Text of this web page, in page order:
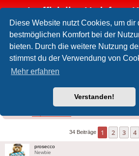
Diese Website nutzt Cookies, um dir
bestmöglichen Komfort bei der
bieten. Durch die weitere Nutzung
stimmst du der Verwendung von
Mehr erfahren
Verstanden!
Inoffizielles Vodafone-
FAQ
Foren-Übersicht
DAB Sender im Kabel
Bei Empfangsproblemen lohnt sich u.U. einBlick in
34 Beiträge 1 2 3 4
prosecco
Newbie